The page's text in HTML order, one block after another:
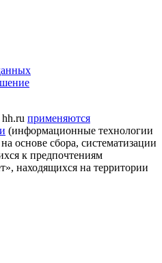
применяются
(информационные технологии
основе сбора, систематизации
к предпочтениям
находящихся на территории